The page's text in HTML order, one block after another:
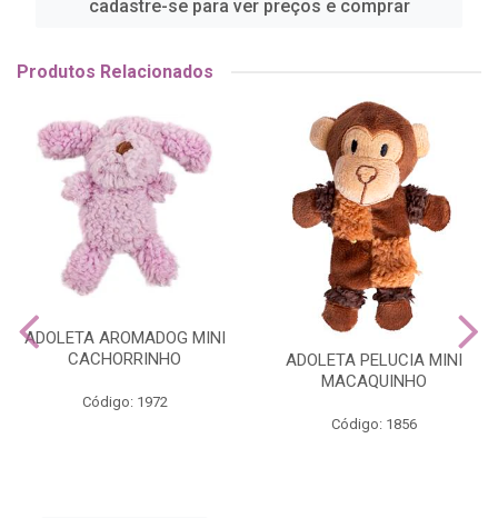
cadastre-se para ver preços e comprar
Produtos Relacionados
ADOLETA AROMADOG MINI
CACHORRINHO
Código: 1972
ADOLETA PELUCIA MINI
MACAQUINHO
Código: 1856